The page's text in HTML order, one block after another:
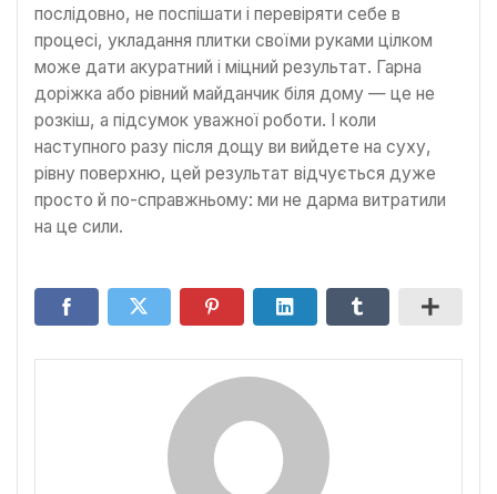
послідовно, не поспішати і перевіряти себе в
процесі, укладання плитки своїми руками цілком
може дати акуратний і міцний результат. Гарна
доріжка або рівний майданчик біля дому — це не
розкіш, а підсумок уважної роботи. І коли
наступного разу після дощу ви вийдете на суху,
рівну поверхню, цей результат відчується дуже
просто й по-справжньому: ми не дарма витратили
на це сили.